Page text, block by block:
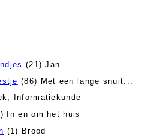
(21) Jan
(86) Met een lange snuit...
Informatiekunde
In en om het huis
(1) Brood